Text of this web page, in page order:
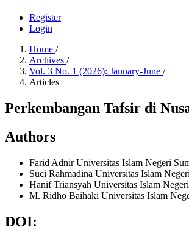
Register
Login
Home /
Archives /
Vol. 3 No. 1 (2026): January-June /
Articles
Perkembangan Tafsir di
Authors
Farid AdnirUniversitas Islam Negeri
Suci Rahmadina Universitas Islam
Hanif Triansyah Universitas Islam
M. Ridho Baihaki Universitas Islam
DOI: